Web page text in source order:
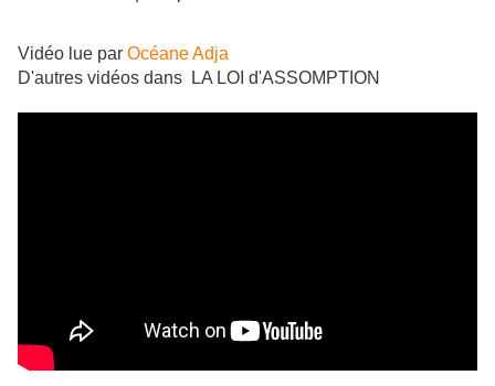
Vidéo lue par Océane Adja
D'autres vidéos dans LA LOI d'ASSOMPTION